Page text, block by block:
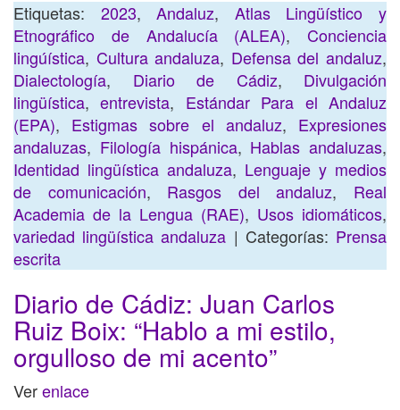
Etiquetas: 2023,Andaluz, Atlas Lingüístico y
Etnográfico de Andalucía (ALEA), Conciencia
lingúística, Cultura andaluza, Defensa del andaluz,
Dialectología, Diario de Cádiz, Divulgación
lingüística,entrevista, Estándar Para el Andaluz
(EPA), Estigmas sobre el andaluz, Expresiones
andaluzas, Filología hispánica, Hablas andaluzas,
Identidad lingüística andaluza, Lenguaje y medios
de comunicación, Rasgos del andaluz, Real
Academia de la Lengua (RAE), Usos idiomáticos,
variedad lingüística andaluza | Categorías: Prensa
escrita
Diario de Cádiz: Juan Carlos
Ruiz Boix: “Hablo a mi estilo,
orgulloso de mi acento”
Verenlace